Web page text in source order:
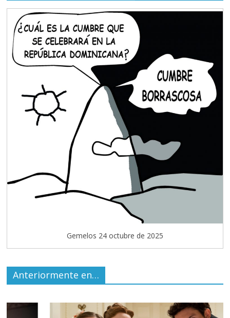
Gemelos 24 octubre de 2025
Anteriormente en…